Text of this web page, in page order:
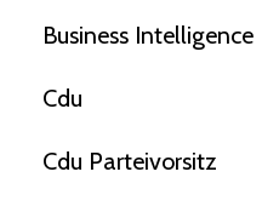
Business Intelligence
Cdu
Cdu Parteivorsitz